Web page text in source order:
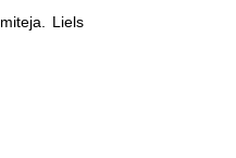
Liels